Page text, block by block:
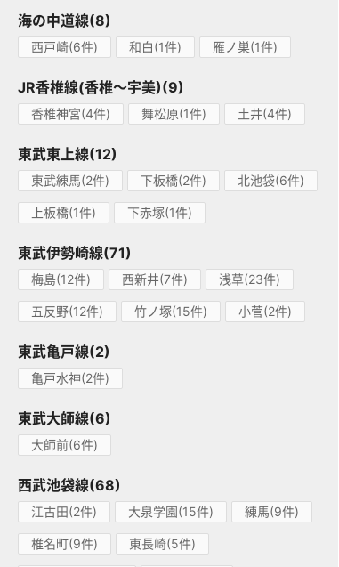
海の中道線(8)
西戸崎(6件) 和白(1件) 雁ノ巣(1件)
JR香椎線(香椎～宇美)(9)
香椎神宮(4件) 舞松原(1件) 土井(4件)
東武東上線(12)
東武練馬(2件) 下板橋(2件) 北池袋(6件)
上板橋(1件) 下赤塚(1件)
東武伊勢崎線(71)
梅島(12件) 西新井(7件) 浅草(23件)
五反野(12件) 竹ノ塚(15件) 小菅(2件)
東武亀戸線(2)
亀戸水神(2件)
東武大師線(6)
大師前(6件)
西武池袋線(68)
江古田(2件) 大泉学園(15件) 練馬(9件)
椎名町(9件) 東長崎(5件)